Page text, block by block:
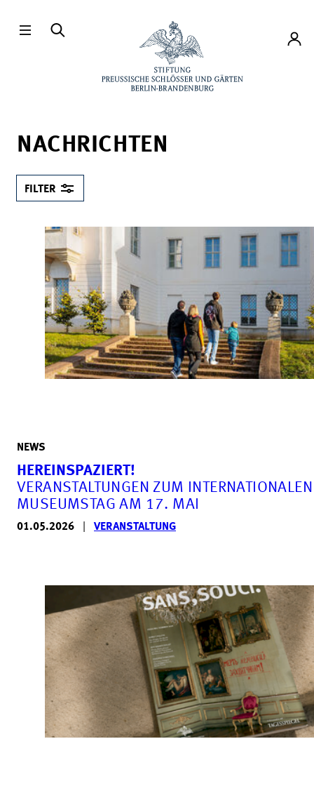
Konto
NACHRICHTEN
FILTER
NEWS
HEREINSPAZIERT!
VERANSTALTUNGEN ZUM INTERNATIONALEN
MUSEUMSTAG AM 17. MAI
01.05.2026 VERANSTALTUNG